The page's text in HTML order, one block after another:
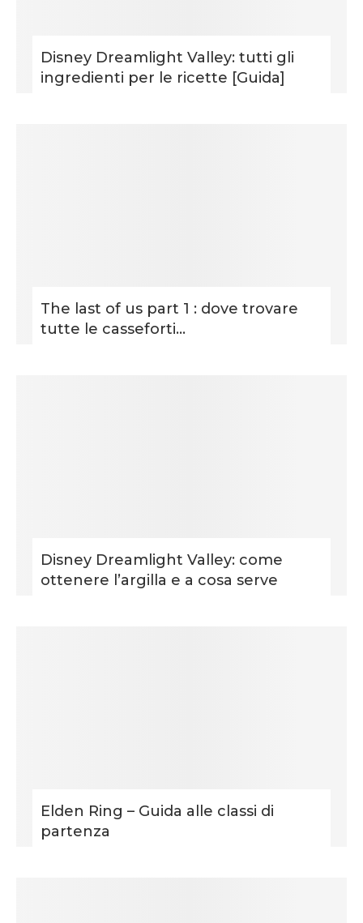
Disney Dreamlight Valley: tutti gli
ingredienti per le ricette [Guida]
The last of us part 1 : dove trovare
tutte le casseforti...
Disney Dreamlight Valley: come
ottenere l’argilla e a cosa serve
Elden Ring – Guida alle classi di
partenza